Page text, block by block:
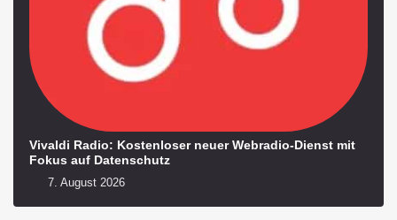
Vivaldi Radio: Kostenloser neuer Webradio-Dienst mit
Fokus auf Datenschutz
7. August 2026